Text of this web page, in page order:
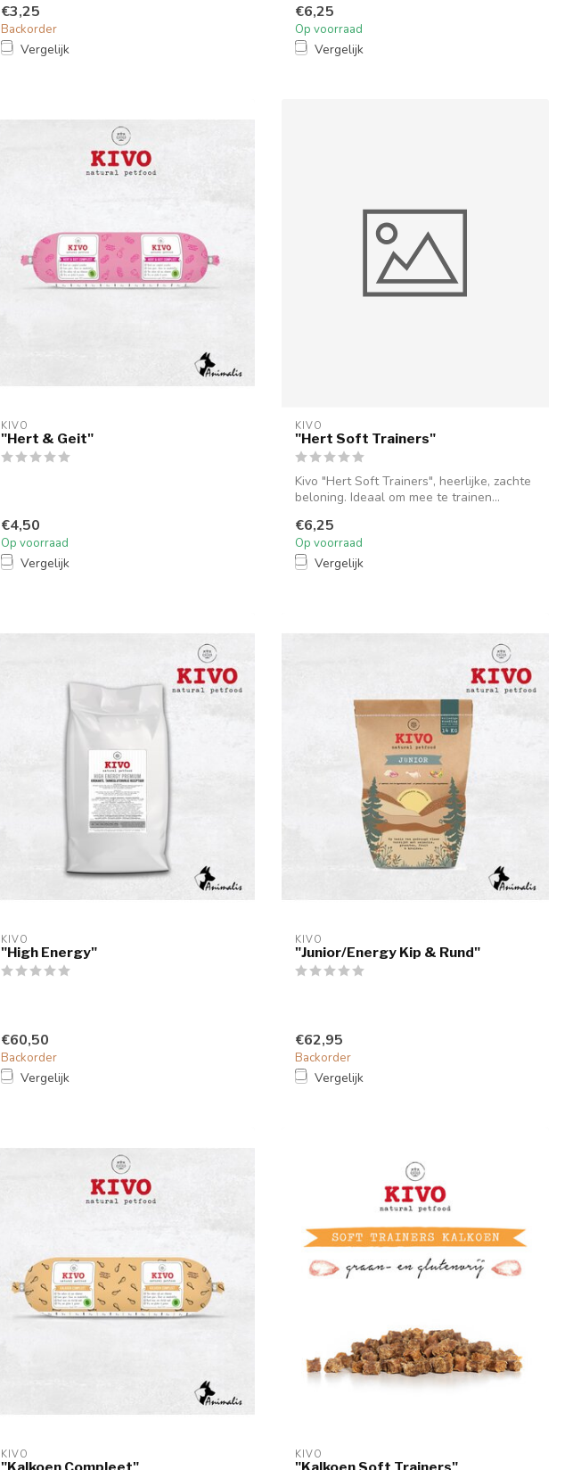
€3,25
Backorder
Vergelijk
€6,25
Op voorraad
Vergelijk
KIVO
"Hert & Geit"
€4,50
Op voorraad
Vergelijk
KIVO
"Hert Soft Trainers"
Kivo "Hert Soft Trainers", heerlijke, zachte
beloning. Ideaal om mee te trainen...
€6,25
Op voorraad
Vergelijk
KIVO
"High Energy"
€60,50
Backorder
Vergelijk
KIVO
"Junior/Energy Kip & Rund"
€62,95
Backorder
Vergelijk
KIVO KIVO